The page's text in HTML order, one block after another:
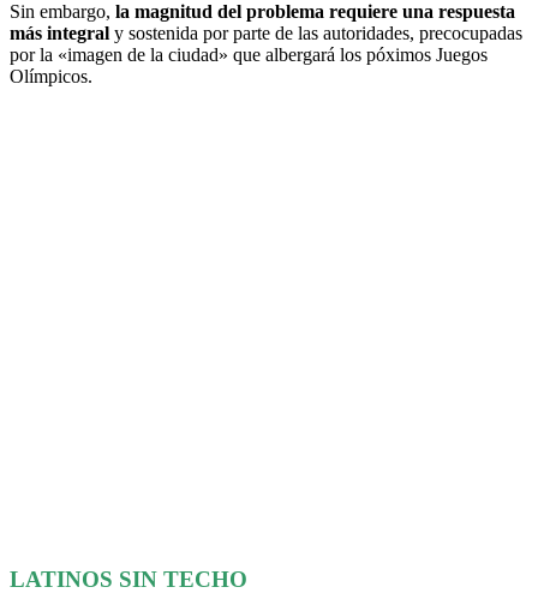
Sin embargo, la magnitud del problema requiere una respuesta
más integral y sostenida por parte de las autoridades, precocupadas
por la «imagen de la ciudad» que albergará los póximos Juegos
Olímpicos.
LATINOS SIN TECHO